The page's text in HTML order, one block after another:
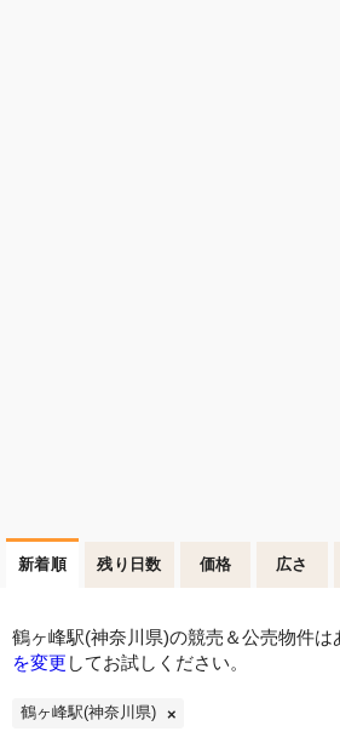
新着順 残り日数 価格 広さ
鶴ヶ峰駅(神奈川県)の競売＆公売物件は
を変更 してお試しください。
鶴ヶ峰駅(神奈川県)